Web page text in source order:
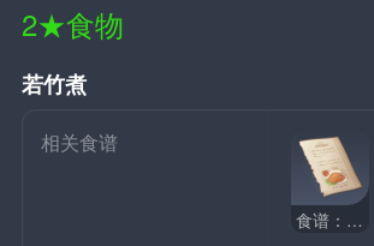
2★食物
若竹煮
相关食谱
食谱：若竹煮